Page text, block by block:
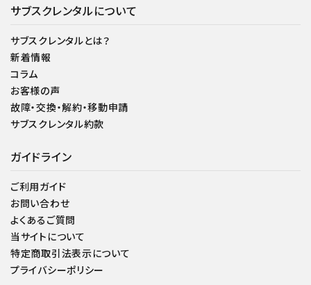
サブスクレンタルについて
サブスクレンタルとは？
新着情報
コラム
お客様の声
故障・交換・解約・移動申請
サブスクレンタル約款
ガイドライン
ご利用ガイド
お問い合わせ
よくあるご質問
当サイトについて
特定商取引法表示について
プライバシーポリシー